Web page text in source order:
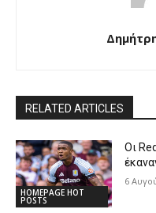
RELATED ARTICLES
HOMEPAGE HOT
POSTS
Οι
6